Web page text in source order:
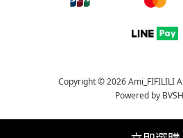
Copyright © 2026 Ami_FIFILILI
Powered by